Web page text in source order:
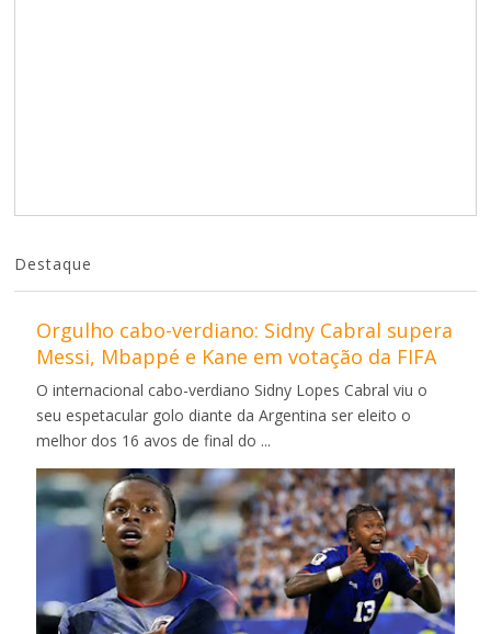
Destaque
Orgulho cabo-verdiano: Sidny Cabral supera
Messi, Mbappé e Kane em votação da FIFA
O internacional cabo-verdiano Sidny Lopes Cabral viu o
seu espetacular golo diante da Argentina ser eleito o
melhor dos 16 avos de final do ...